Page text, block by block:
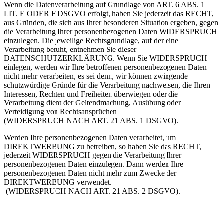
Wenn die Datenverarbeitung auf Grundlage von ART. 6 ABS. 1
LIT. E ODER F DSGVO erfolgt, haben Sie jederzeit das RECHT,
aus Gründen, die sich aus Ihrer besonderen Situation ergeben, gegen
die Verarbeitung Ihrer personenbezogenen Daten WIDERSPRUCH
einzulegen. Die jeweilige Rechtsgrundlage, auf der eine
Verarbeitung beruht, entnehmen Sie dieser
DATENSCHUTZERKLÄRUNG. Wenn Sie WIDERSPRUCH
einlegen, werden wir Ihre betroffenen personenbezogenen Daten
nicht mehr verarbeiten, es sei denn, wir können zwingende
schutzwürdige Gründe für die Verarbeitung nachweisen, die Ihren
Interessen, Rechten und Freiheiten überwiegen oder die
Verarbeitung dient der Geltendmachung, Ausübung oder
Verteidigung von Rechtsansprüchen
(WIDERSPRUCH NACH ART. 21 ABS. 1 DSGVO).
Werden Ihre personenbezogenen Daten verarbeitet, um
DIREKTWERBUNG zu betreiben, so haben Sie das RECHT,
jederzeit WIDERSPRUCH gegen die Verarbeitung Ihrer
personenbezogenen Daten einzulegen. Dann werden Ihre
personenbezogenen Daten nicht mehr zum Zwecke der
DIREKTWERBUNG verwendet.
(WIDERSPRUCH NACH ART. 21 ABS. 2 DSGVO).